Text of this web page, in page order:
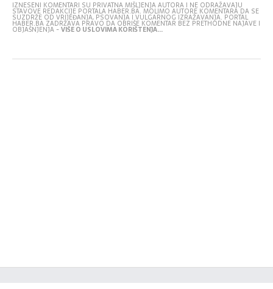
IZNESENI KOMENTARI SU PRIVATNA MIŠLJENJA AUTORA I NE ODRAŽAVAJU
STAVOVE REDAKCIJE PORTALA HABER.BA. MOLIMO AUTORE KOMENTARA DA SE
SUZDRŽE OD VRIJEĐANJA, PSOVANJA I VULGARNOG IZRAŽAVANJA. PORTAL
HABER.BA ZADRŽAVA PRAVO DA OBRIŠE KOMENTAR BEZ PRETHODNE NAJAVE I
OBJAŠNJENJA -VIŠE O USLOVIMA KORIŠTENJA...